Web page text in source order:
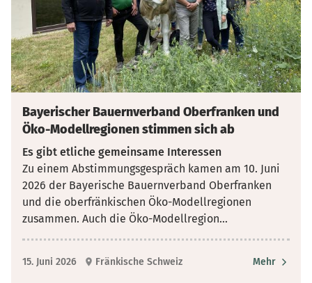
Bayerischer Bauernverband Oberfranken und
Öko-Modellregionen stimmen sich ab
Es gibt etliche gemeinsame Interessen
Zu einem Abstimmungsgespräch kamen am 10. Juni
2026 der Bayerische Bauernverband Oberfranken
und die oberfränkischen Öko-Modellregionen
zusammen. Auch die Öko-Modellregion...
15. Juni 2026 Fränkische Schweiz Mehr